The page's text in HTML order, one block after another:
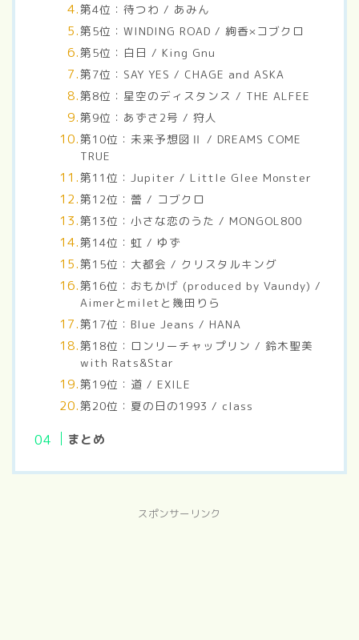
第4位：待つわ / あみん
第5位：WINDING ROAD / 絢香×コブクロ
第5位：白日 / King Gnu
第7位：SAY YES / CHAGE and ASKA
第8位：星空のディスタンス / THE ALFEE
第9位：あずさ2号 / 狩人
第10位：未来予想図Ⅱ / DREAMS COME
TRUE
第11位：Jupiter / Little Glee Monster
第12位：蕾 / コブクロ
第13位：小さな恋のうた / MONGOL800
第14位：虹 / ゆず
第15位：大都会 / クリスタルキング
第16位：おもかげ (produced by Vaundy) /
Aimerとmiletと幾田りら
第17位：Blue Jeans / HANA
第18位：ロンリーチャップリン / 鈴木聖美
with Rats&Star
第19位：道 / EXILE
第20位：夏の日の1993 / class
まとめ
スポンサーリンク